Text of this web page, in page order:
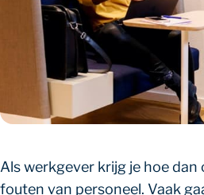
Als werkgever krijg je hoe dan
fouten van personeel. Vaak